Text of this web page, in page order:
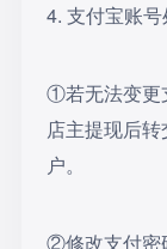
4. 支付宝账号
①若无法变更
店主提现后
户。
②修改支付密